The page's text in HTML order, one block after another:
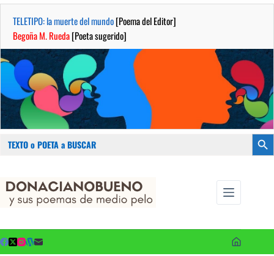
TELETIPO: la muerte del mundo[Poema del Editor]
Begoña M. Rueda[Poeta sugerido]
contenido